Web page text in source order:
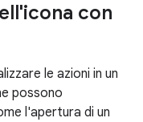
con
le azioni in un
possono
l'apertura di un